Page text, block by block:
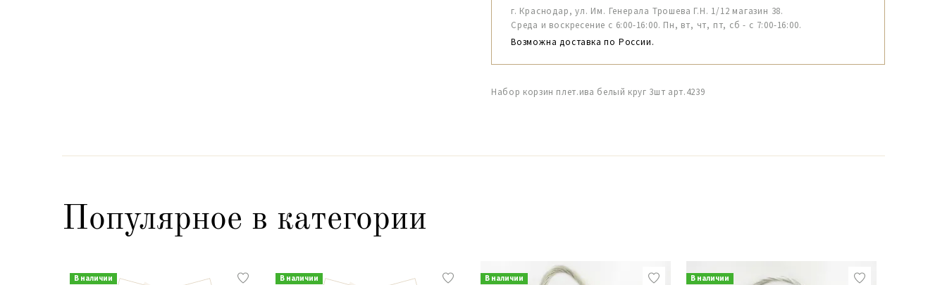
г. Краснодар, ул. Им. Генерала Трошева Г.Н. 1/12 магазин 38.
Среда и воскресение с 6:00-16:00. Пн, вт, чт, пт, сб - с 7:00-16:00.
Возможна доставка по России.
Набор корзин плет.ива белый круг 3шт арт.4239
Популярное в категории
В наличии В наличии В наличии В наличии